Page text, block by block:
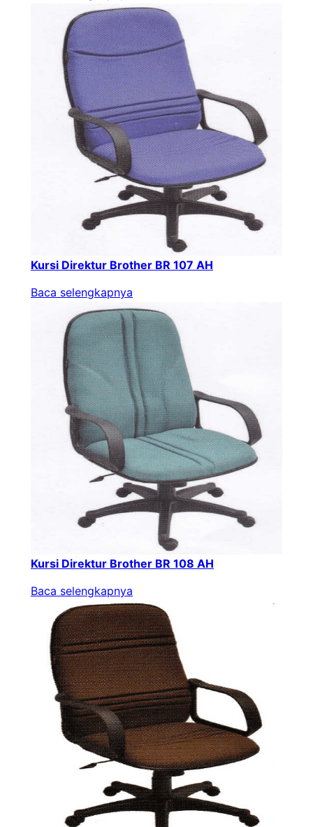
Kursi Direktur Brother BR 107 AH
Baca selengkapnya
Kursi Direktur Brother BR 108 AH
Baca selengkapnya